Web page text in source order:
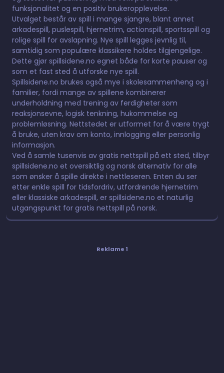
funksjonalitet og en positiv brukeropplevelse.
Utvalget består av spill i mange sjangre, blant annet
arkadespill, puslespill, hjernetrim, actionspill, sportsspill og
rolige spill for avslapning. Nye spill legges jevnlig til,
samtidig som populære klassikere holdes tilgjengelige.
Dette gjør spillsidene.no egnet både for korte pauser og
som et fast sted å utforske nye spill.
Spillsidene.no brukes også mye i skolesammenheng og i
familier, fordi mange av spillene kombinerer
underholdning med trening av ferdigheter som
reaksjonsevne, logisk tenkning, hukommelse og
problemløsning. Nettstedet er utformet for å være trygt
å bruke, uten krav om konto, innlogging eller personlig
informasjon.
Ved å samle tusenvis av gratis nettspill på ett sted, tilbyr
spillsidene.no et oversiktlig og norsk alternativ for alle
som ønsker å spille direkte i nettleseren. Enten du ser
etter enkle spill for tidsfordriv, utfordrende hjernetrim
eller klassiske arkadespill, er spillsidene.no et naturlig
utgangspunkt for gratis nettspill på norsk.
Reklame 1